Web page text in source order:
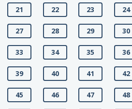
21 22 23 24
27 28 29 30
33 34 35 36
39 40 41 42
45 46 47 48